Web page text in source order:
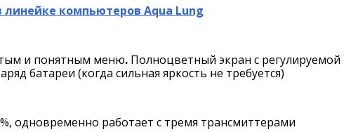
компьютеров Aqua Lung
и понятным меню. Полноцветный экран с регулируемой
батареи (когда сильная яркость не требуется)
одновременно работает с тремя трансмиттерами